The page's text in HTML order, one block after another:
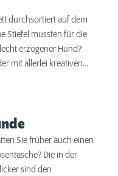
durchsortiert auf dem
Stiefel mussten für die
erzogener Hund?
mit allerlei kreativen
hat? Gelangweilte
Sie früher auch einen
Die in der
sind den